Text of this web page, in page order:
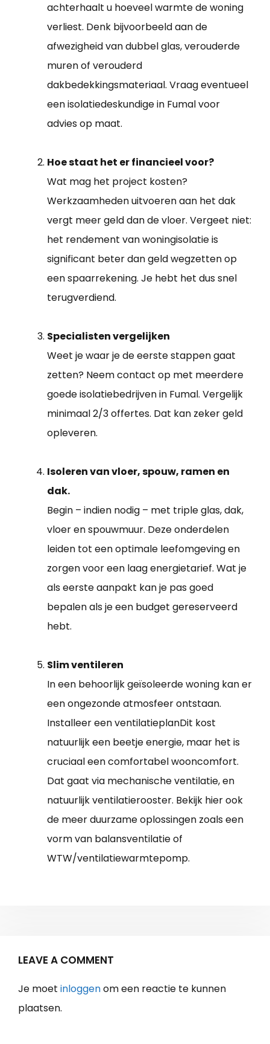
achterhaalt u hoeveel warmte de woning
verliest. Denk bijvoorbeeld aan de
afwezigheid van dubbel glas, verouderde
muren of verouderd
dakbedekkingsmateriaal. Vraag eventueel
een isolatiedeskundige in Fumal voor
advies op maat.
Hoe staat het er financieel voor?
Wat mag het project kosten?
Werkzaamheden uitvoeren aan het dak
vergt meer geld dan de vloer. Vergeet niet:
het rendement van woningisolatie is
significant beter dan geld wegzetten op
een spaarrekening. Je hebt het dus snel
terugverdiend.
Specialisten vergelijken
Weet je waar je de eerste stappen gaat
zetten? Neem contact op met meerdere
goede isolatiebedrijven in Fumal. Vergelijk
minimaal 2/3 offertes. Dat kan zeker geld
opleveren.
Isoleren van vloer, spouw, ramen en
dak.
Begin – indien nodig – met triple glas, dak,
vloer en spouwmuur. Deze onderdelen
leiden tot een optimale leefomgeving en
zorgen voor een laag energietarief. Wat je
als eerste aanpakt kan je pas goed
bepalen als je een budget gereserveerd
hebt.
Slim ventileren
In een behoorlijk geïsoleerde woning kan er
een ongezonde atmosfeer ontstaan.
Installeer een ventilatieplanDit kost
natuurlijk een beetje energie, maar het is
cruciaal een comfortabel wooncomfort.
Dat gaat via mechanische ventilatie, en
natuurlijk ventilatierooster. Bekijk hier ook
de meer duurzame oplossingen zoals een
vorm van balansventilatie of
WTW/ventilatiewarmtepomp.
LEAVE A COMMENT
Je moet inloggenom een reactie te kunnen
plaatsen.